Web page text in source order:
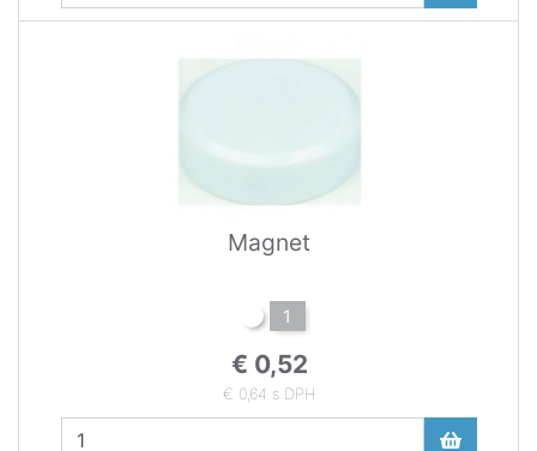
Magnet
1
€ 0,52
€ 0,64 s DPH